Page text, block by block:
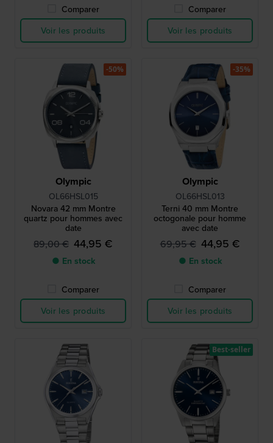
Comparer
Voir les produits
Comparer
Voir les produits
Olympic
OL66HSL015
Novara 42 mm Montre
quartz pour hommes avec
date
89,00 € 44,95 €
● En stock
Comparer
Voir les produits
-50%
Olympic
OL66HSL013
Terni 40 mm Montre
octogonale pour homme
avec date
69,95 € 44,95 €
● En stock
Comparer
Voir les produits
-35%
Best-seller